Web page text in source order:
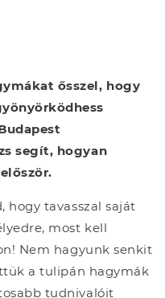
ősszel, hogy
segít, hogyan
hogy tavasszal saját
most kell
Nem hagyunk senkit
a tulipán hagymák
tudnivalóit